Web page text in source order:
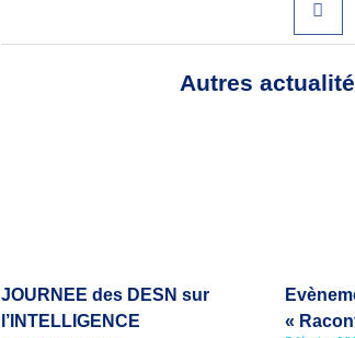
Autres
JOURNEE des DESN sur
l’INTELLIGENCE
«